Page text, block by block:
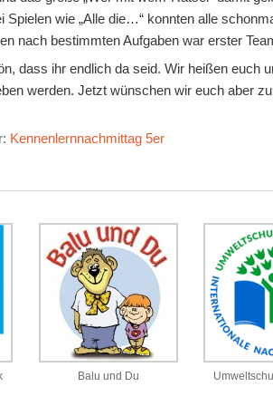
Spielen wie „Alle die…“ konnten alle
nach bestimmten Aufgaben war erster
dass ihr endlich da seid. Wir heißen euch
werden. Jetzt wünschen wir euch aber
Kennenlernnachmittag 5er
Balu und Du